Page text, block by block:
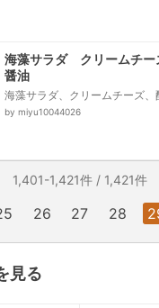
海藻サラダ クリームチ
醤油
海藻サラダ、クリームチーズ、
by miyu10044026
1,401-1,421件 / 1,421件
26 27 28
見る